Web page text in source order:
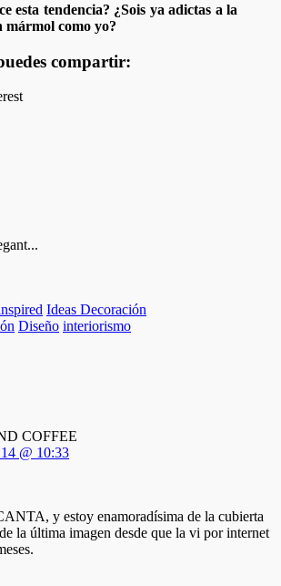
esta tendencia? ¿Sois ya adictas a la
mármol como yo?
compartir:
Ideas Decoración
Diseño interiorismo
COFFEE
@ 10:33
y estoy enamoradísima de la cubierta
la última imagen desde que la vi por internet